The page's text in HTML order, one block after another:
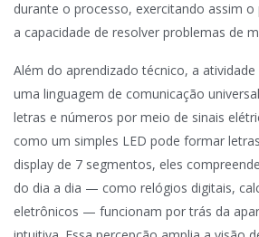
durante o processo, exercitando assim
a capacidade de resolver problemas de
Além do aprendizado técnico, a
uma linguagem de comunicação
letras e números por meio de sinais
como um simples LED pode formar
display de 7 segmentos, eles
do dia a dia — como relógios digitais,
eletrônicos — funcionam por trás da